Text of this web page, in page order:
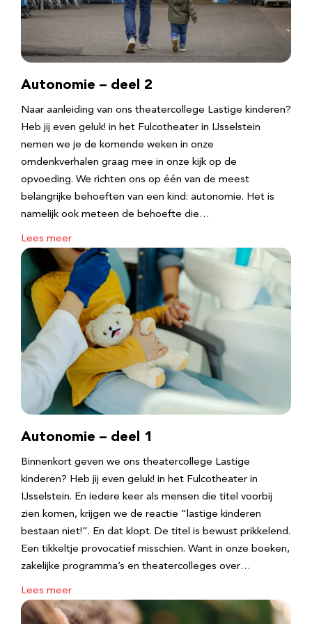
Autonomie – deel 2
Naar aanleiding van ons theatercollege Lastige kinderen?
Heb jij even geluk! in het Fulcotheater in IJsselstein
nemen we je de komende weken in onze
omdenkverhalen graag mee in onze kijk op de
opvoeding. We richten ons op één van de meest
belangrijke behoeften van een kind: autonomie. Het is
namelijk ook meteen de behoefte die…
Lees meer
Autonomie – deel 1
Binnenkort geven we ons theatercollege Lastige
kinderen? Heb jij even geluk! in het Fulcotheater in
IJsselstein. En iedere keer als mensen die titel voorbij
zien komen, krijgen we de reactie “lastige kinderen
bestaan niet!”. En dat klopt. De titel is bewust prikkelend.
Een tikkeltje provocatief misschien. Want in onze boeken,
zakelijke programma’s en theatercolleges over…
Lees meer